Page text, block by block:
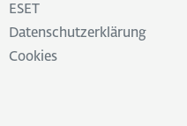
ESET
Datenschutzerklärung
Cookies